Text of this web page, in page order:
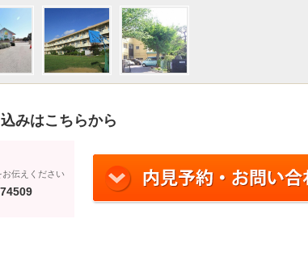
みはこちらから
お伝えください